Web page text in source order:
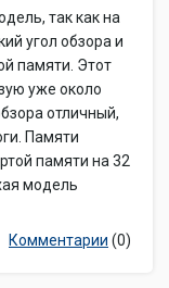
так как на
угол обзора и
памяти. Этот
уже около
отличный,
Памяти
памяти на 32
модель
Комментарии (0)